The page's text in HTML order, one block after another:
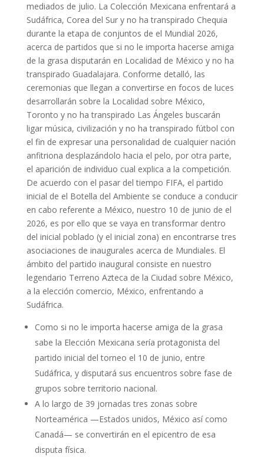
mediados de julio. La Colección Mexicana enfrentará a
Sudáfrica, Corea del Sur y no ha transpirado Chequia
durante la etapa de conjuntos de el Mundial 2026,
acerca de partidos que si no le importa hacerse amiga
de la grasa disputarán en Localidad de México y no ha
transpirado Guadalajara. Conforme detalló, las
ceremonias que llegan a convertirse en focos de luces
desarrollarán sobre la Localidad sobre México,
Toronto y no ha transpirado Las Ángeles buscarán
ligar música, civilización y no ha transpirado fútbol con
el fin de expresar una personalidad de cualquier nación
anfitriona desplazándolo hacia el pelo, por otra parte,
el aparición de individuo cual explica a la competición.
De acuerdo con el pasar del tiempo FIFA, el partido
inicial de el Botella del Ambiente se conduce a conducir
en cabo referente a México, nuestro 10 de junio de el
2026, es por ello que se vaya en transformar dentro
del inicial poblado (y el inicial zona) en encontrarse tres
asociaciones de inaugurales acerca de Mundiales. El
ámbito del partido inaugural consiste en nuestro
legendario Terreno Azteca de la Ciudad sobre México,
a la elección comercio, México, enfrentando a
Sudáfrica.
Como si no le importa hacerse amiga de la grasa
sabe la Elección Mexicana sería protagonista del
partido inicial del torneo el 10 de junio, entre
Sudáfrica, y disputará sus encuentros sobre fase de
grupos sobre territorio nacional.
A lo largo de 39 jornadas tres zonas sobre
Norteamérica —Estados unidos, México así­ como
Canadá— se convertirán en el epicentro de esa
disputa fí­sica.